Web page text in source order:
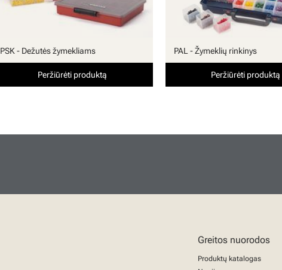
PSK - Dežutės žymekliams
Peržiūrėti produktą
PAL - Žymeklių rinkinys
Peržiūrėti produktą
Greitos nuorodos
Produktų katalogas